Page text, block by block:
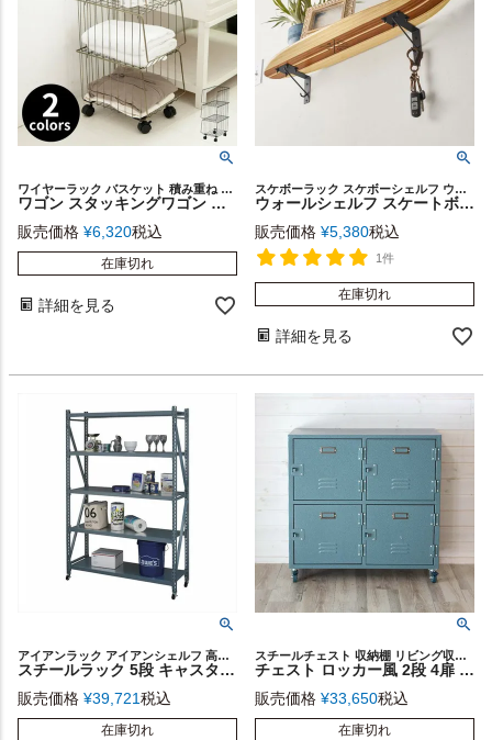
ワイヤーラック バスケット 積み重ね キャスター 四角 スクエア
ワゴン スタッキングワゴン ３段 キャスター付き スチール ブラック ゴールド [91464]【 スタッキング ラック ワゴン 収納 アイアン ワイヤーバスケット キッチン ランドリー サニタリー ランドリー 書類入れ デスク周り 小物 シンプル インダストリアル おしゃれ】
販売価格 ¥6,320税込
在庫切れ
詳細を見る
スケボーラック スケボーシェルフ ウォールラック 棚 西海岸
ウォールシェルフ スケートボード カナディアンメープル バンブー製 幅約81cm ナチュラル色 ON-THE-GO オンザゴー スケートボードラック スケートボードシェルフ ウォールラック ウォールシェルフ 本物 ウッドラック 棚 壁掛け 壁面 壁面収納 西海岸 おしゃれ [66892]
販売価格 ¥5,380税込
1件
在庫切れ
詳細を見る
アイアンラック アイアンシェルフ 高さ188.5cm リビング収納
スチールラック 5段 キャスター付き 幅129cm ハイタイプ 棚板可動 [91249]【 オープンラック オープンシェルフ キャビネット 収納棚 本棚 奥行40.5cm 高さ188.5cm おしゃれ 】
販売価格 ¥39,721税込
在庫切れ
スチールチェスト 収納棚 リビング収納 インダストリアル
チェスト ロッカー風 2段 4扉 キャスター付き スチール製 グリーン ブラック [91251]【 ローチェスト サイドテーブル 収納 キャビネット サイドキャビネット スチールワゴン おしゃれ 】
販売価格 ¥33,650税込
在庫切れ